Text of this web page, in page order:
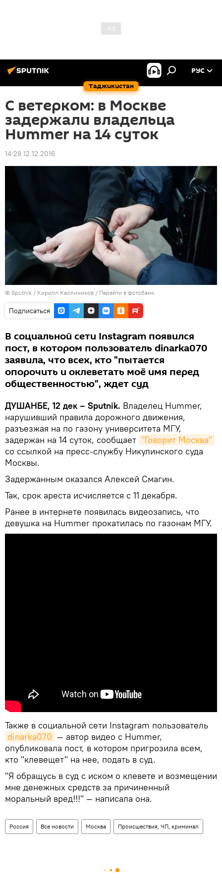
Таджикистан
РУС
С ветерком: в Москве
задержали владельца
Hummer на 14 суток
14:28 12.12.2016
© Sputnik / Кирилл Каллиников / Перейти в фотобанк
Подписаться
В социальной сети Instagram появился
пост, в котором пользователь dinarka070
заявила, что всех, кто "пытается
опорочить и оклеветать моё имя перед
общественностью", ждет суд
ДУШАНБЕ, 12 дек – Sputnik. Владелец Hummer,
нарушивший правила дорожного движения,
разъезжая на по газону университета МГУ,
задержан на 14 суток, сообщает "Говорит Москва"
со ссылкой на пресс-службу Никулинского суда
Москвы.
Задержанным оказался Алексей Смагин.
Так, срок ареста исчисляется с 11 декабря.
Ранее в интернете появилась видеозапись, что
девушка на Hummer прокатилась по газонам МГУ.
Также в социальной сети Instagram пользователь
dinarka070 — автор видео с Hummer,
опубликовала пост, в котором пригрозила всем,
кто "клевещет" на нее, подать в суд.
"Я обращусь в суд с иском о клевете и возмещении
мне денежных средств за причиненный
моральный вред!!!" — написала она.
Россия Все новости Москва Происшествия, ЧП, криминал